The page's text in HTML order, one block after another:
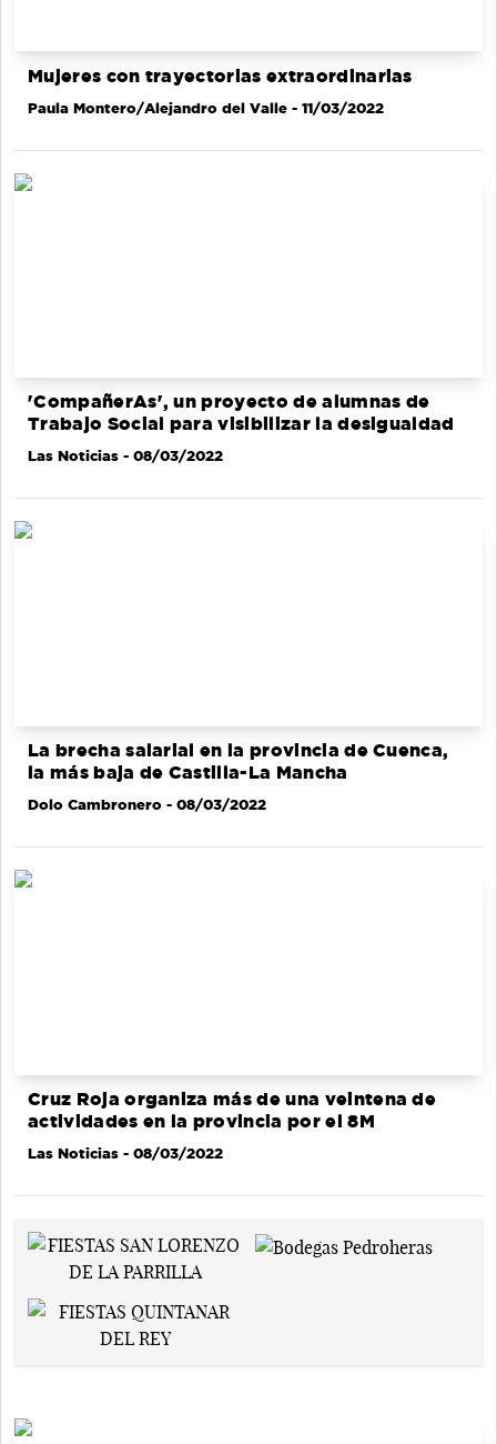
Mujeres con trayectorias extraordinarias
Paula Montero/Alejandro del Valle - 11/03/2022
'CompañerAs', un proyecto de alumnas de
Trabajo Social para visibilizar la desigualdad
Las Noticias - 08/03/2022
La brecha salarial en la provincia de Cuenca,
la más baja de Castilla-La Mancha
Dolo Cambronero - 08/03/2022
Cruz Roja organiza más de una veintena de
actividades en la provincia por el 8M
Las Noticias - 08/03/2022